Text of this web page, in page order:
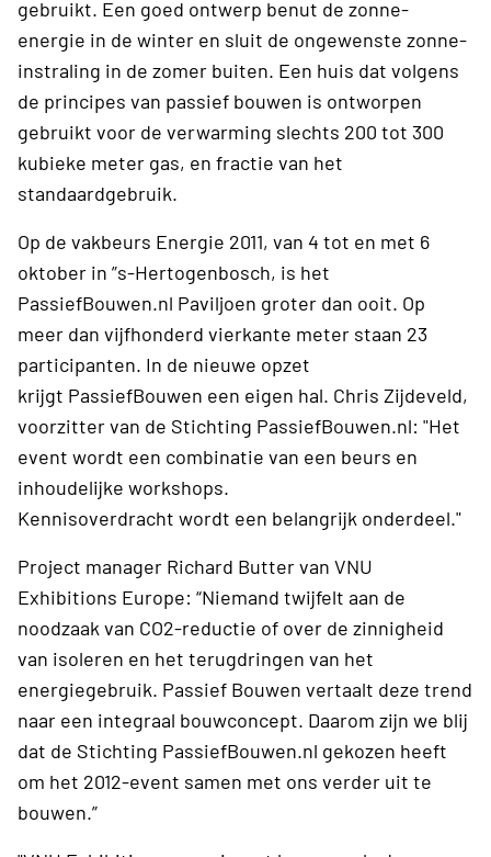
gebruikt. Een goed ontwerp benut de zonne-
energie in de winter en sluit de ongewenste zonne-
instraling in de zomer buiten. Een huis dat volgens
de principes van passief bouwen is ontworpen
gebruikt voor de verwarming slechts 200 tot 300
kubieke meter gas, en fractie van het
standaardgebruik.
Op de vakbeurs Energie 2011, van 4 tot en met 6
oktober in ”s-Hertogenbosch, is het
PassiefBouwen.nl Paviljoen groter dan ooit. Op
meer dan vijfhonderd vierkante meter staan 23
participanten. In de nieuwe opzet
krijgt PassiefBouwen een eigen hal. Chris Zijdeveld,
voorzitter van de Stichting PassiefBouwen.nl: "Het
event wordt een combinatie van een beurs en
inhoudelijke workshops.
Kennisoverdracht wordt een belangrijk onderdeel."
Project manager Richard Butter van VNU
Exhibitions Europe: “Niemand twijfelt aan de
noodzaak van CO2-reductie of over de zinnigheid
van isoleren en het terugdringen van het
energiegebruik. Passief Bouwen vertaalt deze trend
naar een integraal bouwconcept. Daarom zijn we blij
dat de Stichting PassiefBouwen.nl gekozen heeft
om het 2012-event samen met ons verder uit te
bouwen.”